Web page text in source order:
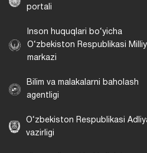
portali
Inson huquqlari bo‘yicha
O‘zbekiston Respublikasi Milliy
markazi
Bilim va malakalarni baholash
agentligi
O‘zbekiston Respublikasi
vazirligi